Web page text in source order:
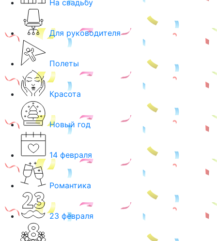
На свадьбу
Для руководителя
Полеты
Красота
Новый год
14 февраля
Романтика
23 февраля